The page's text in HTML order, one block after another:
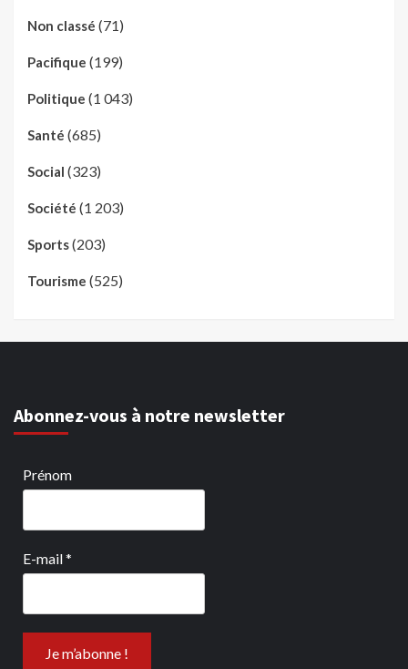
Non classé (71)
Pacifique (199)
Politique (1 043)
Santé (685)
Social (323)
Société (1 203)
Sports(203)
Tourisme (525)
Abonnez-vous à notre newsletter
Prénom
E-mail*